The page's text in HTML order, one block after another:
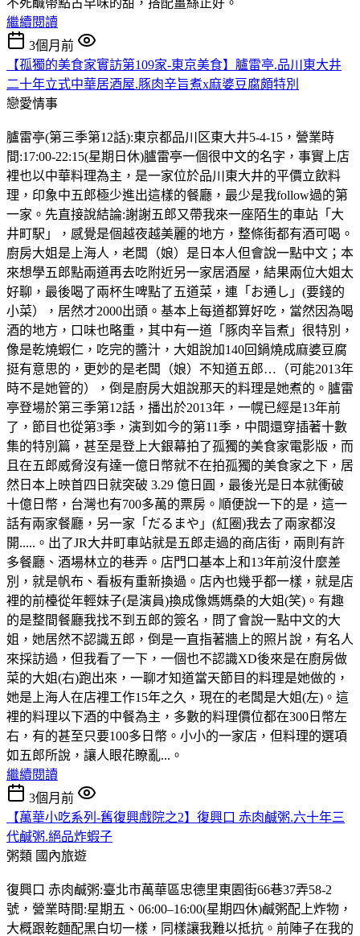
繼續閱讀
3個月前
【孤獨的美食家實訪第109家-東京美食】臚雷亭.品川東大井
二十年立式中華居酒屋.豚肉辛旨煮x麻婆豆腐頗特別
戀愛情事
臚雷亭(第三季第12話):東京都品川区東大井5-4-15，營業時
間:17:00-22:15(星期日休)臚雷亭一個很中文的名字，事實上店
裡也以中華料理為主，是一家位於品川東大井的平價立飲料
理，印象中五郎極少進出這樣的餐廳，最少是我follow過的第
一家。先直接說結論:謝謝五郎又帶我來一座陌生的車站「大
井町駅」，感覺是個越夜越美麗的地方，整條街都有酒可喝。
廚房大姐是上海人，老闆（娘）是日本人但會說一點中文；本
來想學五郎點兩道再去吃附近另一家居酒屋，結果兩位大姐太
好聊，最後喝了兩杯生啤點了五道菜，連「お通し」(要錢的
小菜），居然才2000出頭。基本上每道都算好吃，當然因為喝
酒的地方，口味也略重，其中有一道「豚肉辛旨煮」很特別，
像是乾燒蝦仁，吃完的醬汁，大姐說加140回鍋燒成麻婆豆腐
挺有意思的，更妙的是老闆（娘）不知道五郎…（可能2013年
時不是她管的），倒是廚房大姐說那天的料理是她煮的。臚雷
亭登場於第三季第12話，播出於2013年，一幌已經是13年前
了，節目也從第3季，演到如今的第11季，中間還穿插著十數
集的特別篇，甚至是登上大銀幕拍了孤獨的美食家電影版，而
且在五郎威脅沒有達一億日幣就不在拍孤獨的美食家之下，居
然日本上映首四日就突破 3.29 億日圓，最後光是日本就衝破
十億日幣，台灣也有700多萬的票房。順便說一下的是，這一
話有兩家餐廳，另一家「だるまや」(紅圈)我去了兩家都沒
開.....。出了JR大井町車站就是五郎走過的商店街，兩則有許
多餐廳、酒場林立的巷弄。店門口基本上和13年前沒什麼差
別，就是帆布、看板有重新換過。店內也幾乎都一樣，就是店
裡的前檯從年輕妹子(是演員)換成像媽媽桑的大姐(笑)。有趣
的是整間餐廳我找不到五郎的簽名，問了會說一點中文的大
姐，她居然不認識五郎，倒是一直指著牆上的照片說，有名人
來採訪過，但我看了一下，一個也不認識XD後來是在廚房做
菜的大姐(右)跑出來，一聊才知道當天節目的料理是她做的，
她是上海人在店裡工作15年之久，現在的老闆是大姐(左)。這
裡的料理以下酒的中餐為主，多數的料理價位都在300日幣左
右，有的甚至只要100多日幣。小小的一家店，但料理的選項
如五郎所說，讓人眼花瞭亂...。
繼續閱讀
3個月前
【萬華小吃系列-舊復興戲院之2】復興口 赤肉鹹粥.六十年三
代鹹粥.絕品炸蝦子
粥類 國內旅遊
復興口 赤肉鹹粥:臺北市萬華區忠德里東園街66巷37弄58-2
號，營業時間:星期五、06:00–16:00(星期四休)鹹粥配上炸物，
大概跟乾麵配黑白切一樣，同樣讓我難以抵抗。前陣子在我的